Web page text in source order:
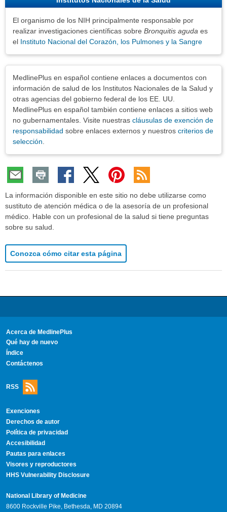
El organismo de los NIH principalmente responsable por
realizar investigaciones científicas sobre Bronquitis aguda es
el Instituto Nacional del Corazón, los Pulmones y la Sangre
MedlinePlus en español contiene enlaces a documentos con
información de salud de los Institutos Nacionales de la Salud y
otras agencias del gobierno federal de los EE. UU.
MedlinePlus en español también contiene enlaces a sitios web
no gubernamentales. Visite nuestras cláusulas de exención de
responsabilidad sobre enlaces externos y nuestros criterios de
selección
La información disponible en este sitio no debe utilizarse como
sustituto de atención médica o de la asesoría de un profesional
médico. Hable con un profesional de la salud si tiene preguntas
sobre su salud.
Conozca cómo citar esta página
Acerca de MedlinePlus
Qué hay de nuevo
Índice
Contáctenos
RSS
Exenciones
Derechos de autor
Política de privacidad
Accesibilidad
Pautas para enlaces
Visores y reproductores
HHS Vulnerability Disclosure
National Library of Medicine
8600 Rockville Pike, Bethesda, MD 20894